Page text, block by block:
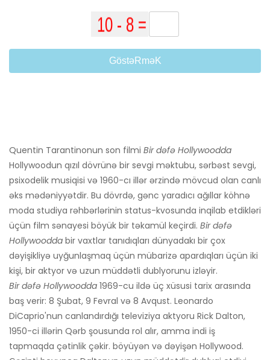
GöstəRməK
Quentin Tarantinonun son filmi Bir dəfə Hollywoodda
Hollywoodun qızıl dövrünə bir sevgi məktubu, sərbəst sevgi,
psixodelik musiqisi və 1960-cı illər ərzində mövcud olan canlı
əks mədəniyyətdir. Bu dövrdə, gənc yaradıcı ağıllar köhnə
moda studiya rəhbərlərinin status-kvosunda inqilab etdikləri
üçün film sənayesi böyük bir təkamül keçirdi. Bir dəfə
Hollywoodda bir vaxtlar tanıdıqları dünyadakı bir çox
dəyişikliyə uyğunlaşmaq üçün mübarizə apardıqları üçün iki
kişi, bir aktyor və uzun müddətli dublyorunu izləyir.
Bir dəfə Hollywoodda 1969-cu ildə üç xüsusi tarix arasında
baş verir: 8 Şubat, 9 Fevral və 8 Avqust. Leonardo
DiCaprio'nun canlandırdığı televiziya aktyoru Rick Dalton,
1950-ci illərin Qərb şousunda rol alır, amma indi iş
tapmaqda çətinlik çəkir. böyüyən və dəyişən Hollywood.